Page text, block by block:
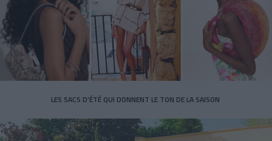
LES SACS D’ÉTÉ QUI DONNENT LE TON DE LA SAISON